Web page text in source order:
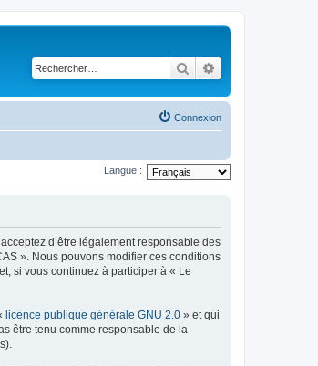
Rechercher
Connexion
Langue :
d’être légalement responsable des
». Nous pouvons modifier ces conditions
si vous continuez à participer à « Le
licence publique générale GNU 2.0 » et qui
être tenu comme responsable de la